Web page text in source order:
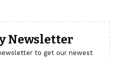
Newsletter
to get our newest